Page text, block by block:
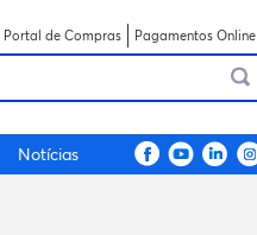
Portal de Compras Pagamentos Online
Notícias